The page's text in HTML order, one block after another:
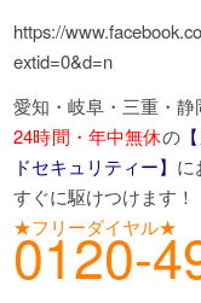
https://
extid=0&d=n
愛知・岐阜・三重・
24時間・年中無休の
ドセキュリティー】 に
すぐに駆けつけます！
★フリーダイヤル★
0120-